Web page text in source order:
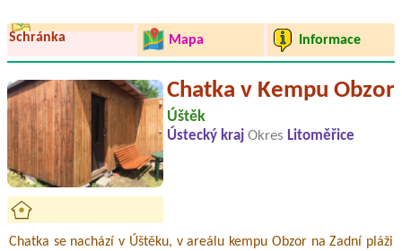
Schránka Mapa Informace
Chatka v Kempu Obzor
Úštěk
Ústecký kraj Okres Litoměřice
Chatka se nachází v Úštěku, v areálu kempu Obzor na Zadní pláži